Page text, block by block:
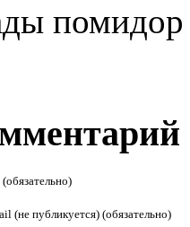
помидор
(не публикуется) (обязательно)